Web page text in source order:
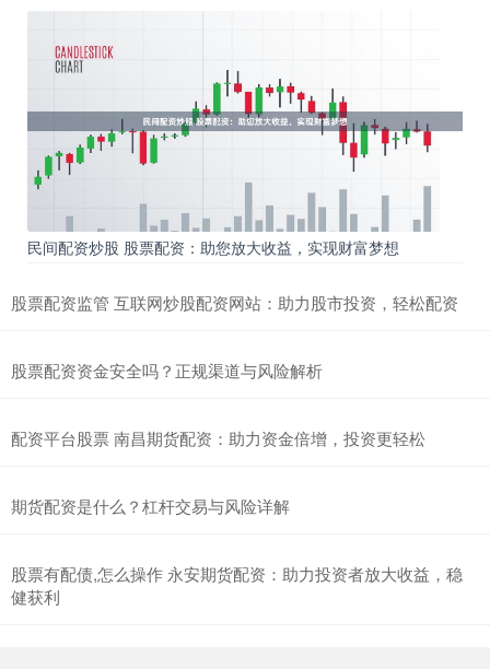
民间配资炒股 股票配资：助您放大收益，实现财富梦想
股票配资监管 互联网炒股配资网站：助力股市投资，轻松配资
股票配资资金安全吗？正规渠道与风险解析
配资平台股票 南昌期货配资：助力资金倍增，投资更轻松
期货配资是什么？杠杆交易与风险详解
股票有配债,怎么操作 永安期货配资：助力投资者放大收益，稳
健获利